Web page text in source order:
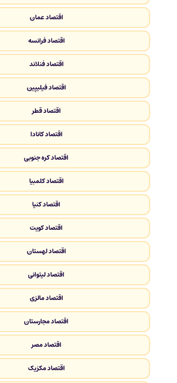
اقتصاد عمان
اقتصاد فرانسه
اقتصاد فنلاند
اقتصاد فیلیپین
اقتصاد قطر
اقتصاد کانادا
اقتصاد کره جنوبی
اقتصاد کلمبیا
اقتصاد کنیا
اقتصاد کویت
اقتصاد لهستان
اقتصاد لیتوانی
اقتصاد مالزی
اقتصاد مجارستان
اقتصاد مصر
اقتصاد مکزیک